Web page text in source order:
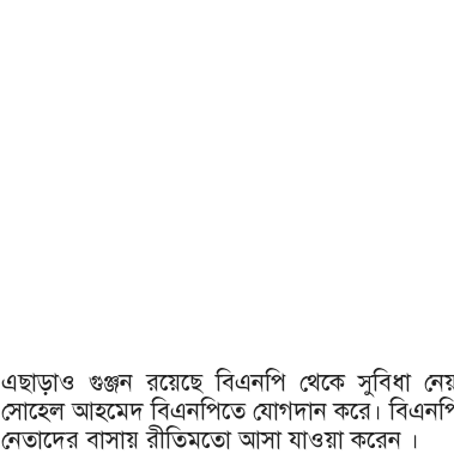
এছাড়াও গুঞ্জন রয়েছে বিএনপি থেকে সুবিধা
সোহেল আহমেদ বিএনপিতে যোগদান করে।
নেতাদের বাসায় রীতিমতো আসা যাওয়া করেন ।